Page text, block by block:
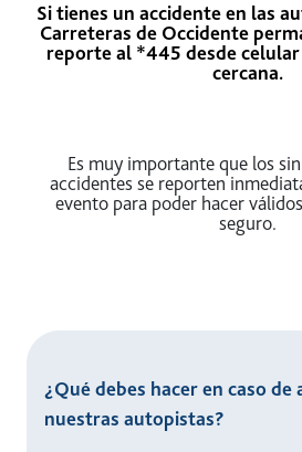
Si tienes un accidente en las
Carreteras de Occidente
reporte al *445 desde
cercana.
Es muy importante que los
accidentes se reporten
evento para poder hacer
seguro.
¿Qué debes hacer en caso de
nuestras autopistas?